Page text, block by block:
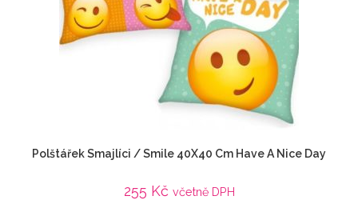
Polštářek Smajlíci / Smile 40X40 Cm Have A Nice Day
255 Kč včetně DPH